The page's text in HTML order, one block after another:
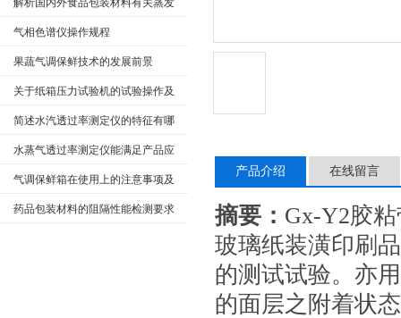
解析国内外食品包装材料有关蒸发
残渣检测方面
气相色谱仪操作规程
果蔬气调保鲜技术的发展前景
关于纸箱压力试验机的试验操作及
维护方面
简述水汽透过率测定仪的特征有哪
水蒸气透过率测定仪能满足产品应
用的不同需求
气调保鲜箱在使用上的注意事项及
维护保养
药品包装材料的阻隔性能检测要求
产品介绍 在线留言
摘要： Gx-Y2胶
玻璃纸装潢印刷
的测试试验。亦
的面层之附着状